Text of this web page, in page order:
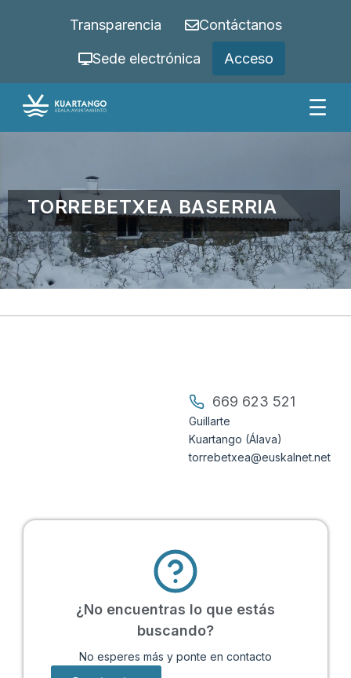
Transparencia Contáctanos
Sede electrónica Acceso
☰
TORREBETXEA BASERRIA
669 623 521
Guillarte
Kuartango (Álava)
torrebetxea@euskalnet.net
¿No encuentras lo que estás
buscando?
No esperes más y ponte en contacto